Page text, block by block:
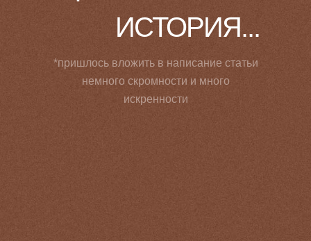
ИСТОРИЯ...
*пришлось вложить в написание статьи
немного скромности и много
искренности